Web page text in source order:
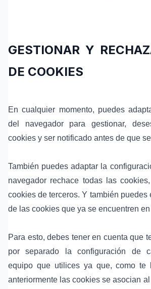
GESTIONAR Y
DE COOKIES
En cualquier momento, puedes
del navegador para gestionar,
cookies y ser notificado antes de que
También puedes adaptar la
navegador rechace todas las
cookies de terceros. Y también puedes
de las cookies que ya se encuentren
Para esto, debes tener en cuenta que
por separado la configuración de
equipo que utilices ya que, como te
anteriormente las cookies se asocian